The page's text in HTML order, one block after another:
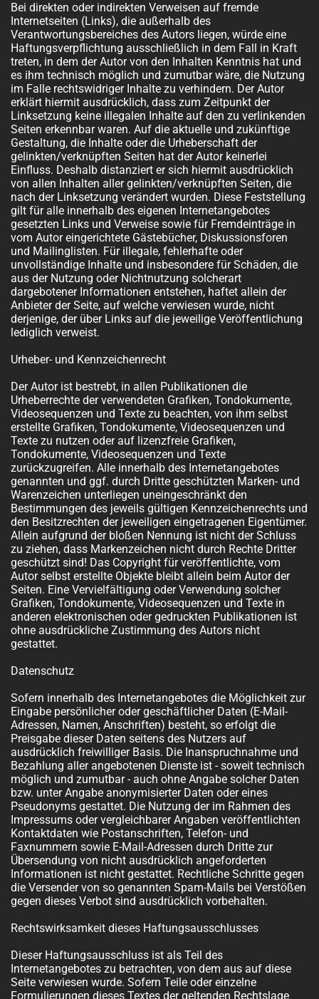
Bei direkten oder indirekten Verweisen auf fremde
Internetseiten (Links), die außerhalb des
Verantwortungsbereiches des Autors liegen, würde eine
Haftungsverpflichtung ausschließlich in dem Fall in Kraft
treten, in dem der Autor von den Inhalten Kenntnis hat und
es ihm technisch möglich und zumutbar wäre, die Nutzung
im Falle rechtswidriger Inhalte zu verhindern. Der Autor
erklärt hiermit ausdrücklich, dass zum Zeitpunkt der
Linksetzung keine illegalen Inhalte auf den zu verlinkenden
Seiten erkennbar waren. Auf die aktuelle und zukünftige
Gestaltung, die Inhalte oder die Urheberschaft der
gelinkten/verknüpften Seiten hat der Autor keinerlei
Einfluss. Deshalb distanziert er sich hiermit ausdrücklich
von allen Inhalten aller gelinkten/verknüpften Seiten, die
nach der Linksetzung verändert wurden. Diese Feststellung
gilt für alle innerhalb des eigenen Internetangebotes
gesetzten Links und Verweise sowie für Fremdeinträge in
vom Autor eingerichtete Gästebücher, Diskussionsforen
und Mailinglisten. Für illegale, fehlerhafte oder
unvollständige Inhalte und insbesondere für Schäden, die
aus der Nutzung oder Nichtnutzung solcherart
dargebotener Informationen entstehen, haftet allein der
Anbieter der Seite, auf welche verwiesen wurde, nicht
derjenige, der über Links auf die jeweilige Veröffentlichung
lediglich verweist.
Urheber- und Kennzeichenrecht
Der Autor ist bestrebt, in allen Publikationen die
Urheberrechte der verwendeten Grafiken, Tondokumente,
Videosequenzen und Texte zu beachten, von ihm selbst
erstellte Grafiken, Tondokumente, Videosequenzen und
Texte zu nutzen oder auf lizenzfreie Grafiken,
Tondokumente, Videosequenzen und Texte
zurückzugreifen. Alle innerhalb des Internetangebotes
genannten und ggf. durch Dritte geschützten Marken- und
Warenzeichen unterliegen uneingeschränkt den
Bestimmungen des jeweils gültigen Kennzeichenrechts und
den Besitzrechten der jeweiligen eingetragenen Eigentümer.
Allein aufgrund der bloßen Nennung ist nicht der Schluss
zu ziehen, dass Markenzeichen nicht durch Rechte Dritter
geschützt sind! Das Copyright für veröffentlichte, vom
Autor selbst erstellte Objekte bleibt allein beim Autor der
Seiten. Eine Vervielfältigung oder Verwendung solcher
Grafiken, Tondokumente, Videosequenzen und Texte in
anderen elektronischen oder gedruckten Publikationen ist
ohne ausdrückliche Zustimmung des Autors nicht
gestattet.
Datenschutz
Sofern innerhalb des Internetangebotes die Möglichkeit zur
Eingabe persönlicher oder geschäftlicher Daten (E-Mail-
Adressen, Namen, Anschriften) besteht, so erfolgt die
Preisgabe dieser Daten seitens des Nutzers auf
ausdrücklich freiwilliger Basis. Die Inanspruchnahme und
Bezahlung aller angebotenen Dienste ist - soweit technisch
möglich und zumutbar - auch ohne Angabe solcher Daten
bzw. unter Angabe anonymisierter Daten oder eines
Pseudonyms gestattet. Die Nutzung der im Rahmen des
Impressums oder vergleichbarer Angaben veröffentlichten
Kontaktdaten wie Postanschriften, Telefon- und
Faxnummern sowie E-Mail-Adressen durch Dritte zur
Übersendung von nicht ausdrücklich angeforderten
Informationen ist nicht gestattet. Rechtliche Schritte gegen
die Versender von so genannten Spam-Mails bei Verstößen
gegen dieses Verbot sind ausdrücklich vorbehalten.
Rechtswirksamkeit dieses Haftungsausschlusses
Dieser Haftungsausschluss ist als Teil des
Internetangebotes zu betrachten, von dem aus auf diese
Seite verwiesen wurde. Sofern Teile oder einzelne
Formulierungen dieses Textes der geltenden Rechtslage